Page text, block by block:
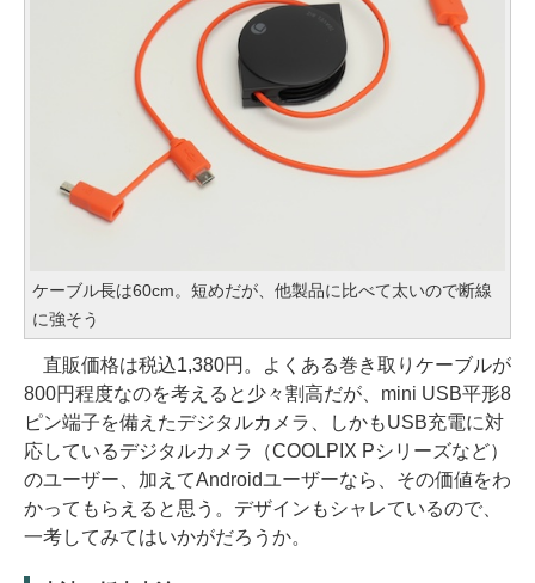
ケーブル長は60cm。短めだが、他製品に比べて太いので断線
に強そう
直販価格は税込1,380円。よくある巻き取りケーブルが
800円程度なのを考えると少々割高だが、mini USB平形8
ピン端子を備えたデジタルカメラ、しかもUSB充電に対
応しているデジタルカメラ（COOLPIX Pシリーズなど）
のユーザー、加えてAndroidユーザーなら、その価値をわ
かってもらえると思う。デザインもシャレているので、
一考してみてはいかがだろうか。